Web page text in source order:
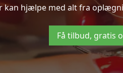
kan hjælpe med alt fra
Få tilbud, gratis